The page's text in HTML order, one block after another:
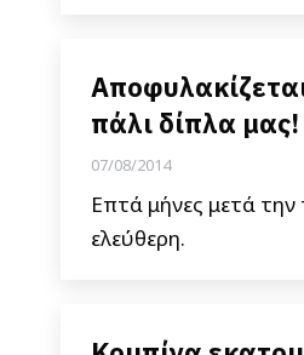
πάλι δίπλα μας!
07/08/2014
Επτά μήνες μετά
ελεύθερη.